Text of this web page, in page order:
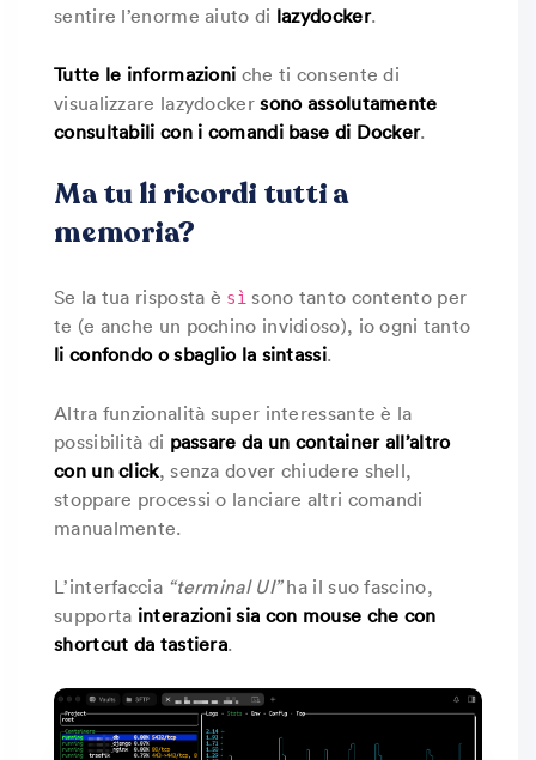
sentire l’enorme aiuto di lazydocker.
Tutte le informazioni che ti consente di
visualizzare lazydockersono assolutamente
consultabili con i comandi base di Docker.
Ma tu li ricordi tutti a
memoria?
Se la tua risposta è sìsono tanto contento per
te (e anche un pochino invidioso), io ogni tanto
li confondo o sbaglio la sintassi.
Altra funzionalità super interessante è la
possibilità di passare da un container all’altro
con un click, senza dover chiudere shell,
stoppare processi o lanciare altri comandi
manualmente.
L’interfaccia “terminal UI”ha il suo fascino,
supporta interazioni sia con mouse che con
shortcut da tastiera.